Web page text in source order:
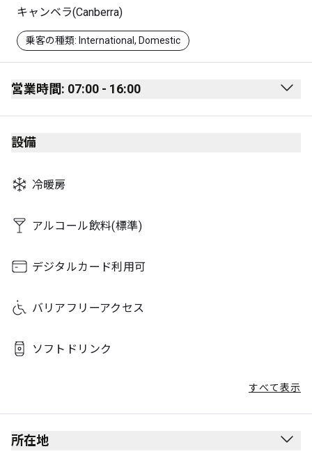
キャンベラ(Canberra)
乗客の種類: International, Domestic
営業時間: 07:00 - 16:00
Monday 07:00 - 19:30
Tuesday
Thursday
Friday
Sunday
設備
冷暖房
アルコール飲料(標準)
デジタルカード利用可
バリアフリーアクセス
ソフトドリンク
すべて表示
所在地